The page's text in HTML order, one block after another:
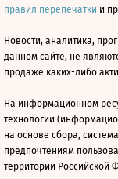
правил перепечатки и
Новости, аналитика,
данном сайте, не
продаже каких-либо
На информационном
технологии
на основе сбора,
предпочтениям
территории Российской